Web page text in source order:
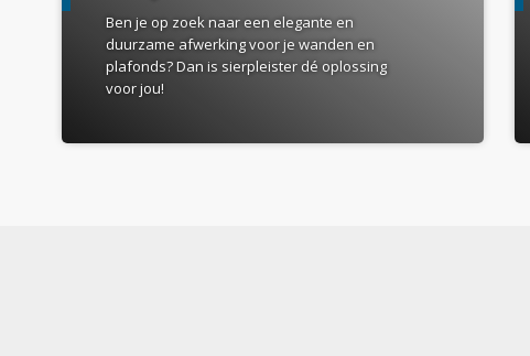
Ben je op zoek naar een elegante en
duurzame afwerking voor je wanden en
plafonds? Dan is sierpleister dé oplossing
voor jou!